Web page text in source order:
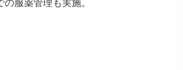
服薬管理も実施。